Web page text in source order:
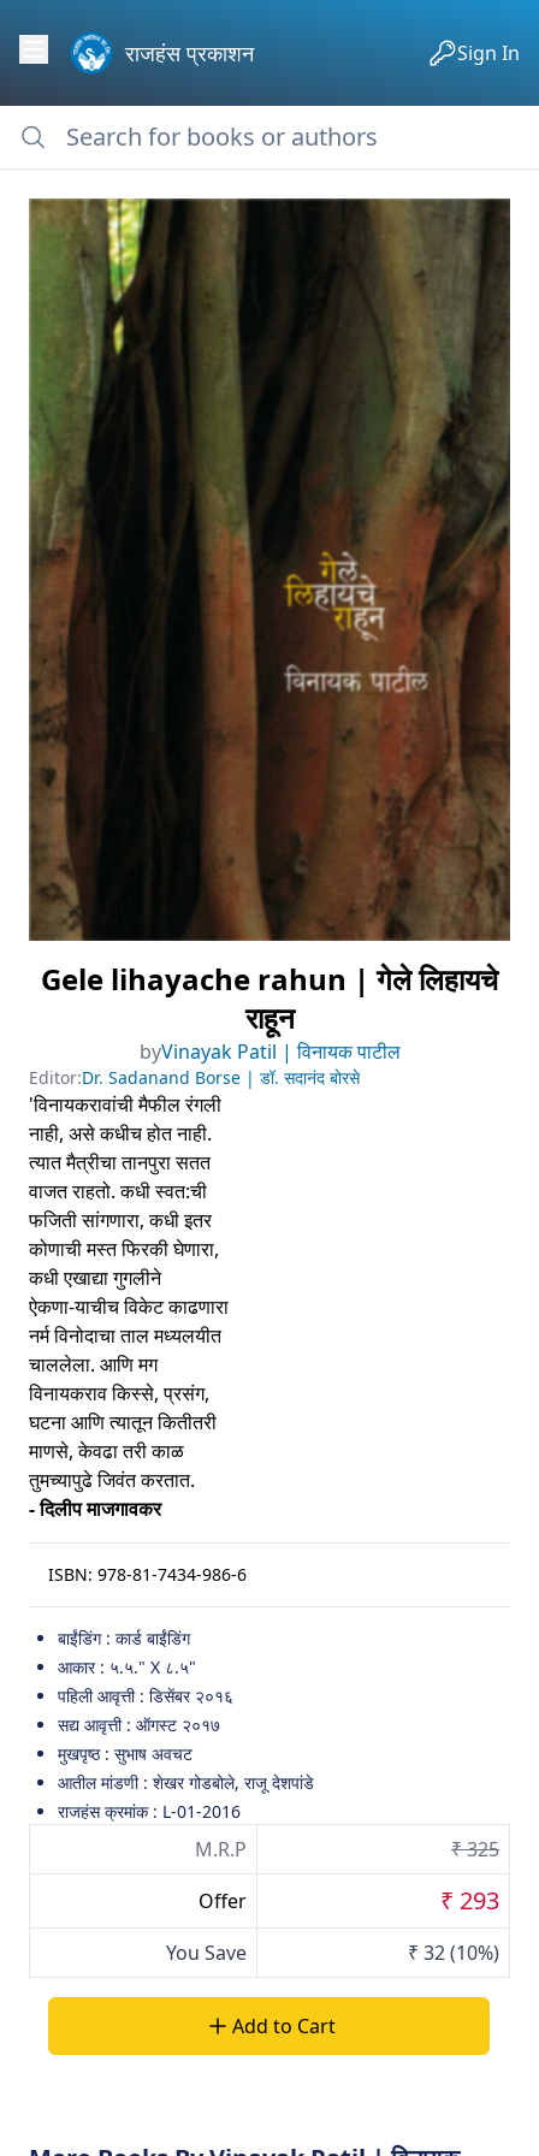
राजहंस प्रकाशन Sign In
Gele lihayache rahun | गेले लिहायचे
राहून
byVinayak Patil | विनायक पाटील
Editor:Dr. Sadanand Borse | डॉ. सदानंद बोरसे
'विनायकरावांची मैफील रंगली
नाही, असे कधीच होत नाही.
त्यात मैत्रीचा तानपुरा सतत
वाजत राहतो. कधी स्वत:ची
फजिती सांगणारा, कधी इतर
कोणाची मस्त फिरकी घेणारा,
कधी एखाद्या गुगलीने
ऐकणा-याचीच विकेट काढणारा
नर्म विनोदाचा ताल मध्यलयीत
चाललेला. आणि मग
विनायकराव किस्से, प्रसंग,
घटना आणि त्यातून कितीतरी
माणसे, केवढा तरी काळ
तुमच्यापुढे जिवंत करतात.
- दिलीप माजगावकर
ISBN: 978-81-7434-986-6
बाईंडिंग : कार्ड बाईंडिंग
आकार : ५.५." X ८.५"
पहिली आवृत्ती : डिसेंबर २०१६
सद्य आवृत्ती : ऑगस्ट २०१७
मुखपृष्ठ : सुभाष अवचट
आतील मांडणी : शेखर गोडबोले, राजू देशपांडे
राजहंस क्रमांक : L-01-2016
M.R.P
₹ 325
Offer
₹ 293
You Save ₹ 32(10%)
Add to Cart